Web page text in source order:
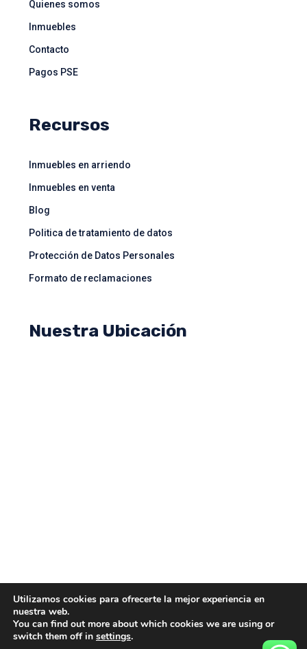
Quienes somos
Inmuebles
Contacto
Pagos PSE
Recursos
Inmuebles en arriendo
Inmuebles en venta
Blog
Politica de tratamiento de datos
Protección de Datos Personales
Formato de reclamaciones
Nuestra Ubicación
© Urbanizatech todo los derecho reservados
Utilizamos cookies para ofrecerte la mejor experiencia en
nuestra web.
You can find out more about which cookies we are using or
switch them off in settings.